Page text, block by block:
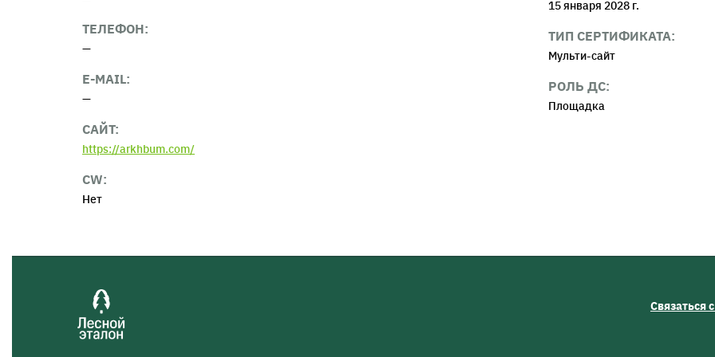
ТЕЛЕФОН:
—
Е-MAIL:
—
САЙТ:
https://arkhbum.com/
CW:
Нет
15 января 2028 г.
ТИП СЕРТИФИКАТА:
Мульти-сайт
РОЛЬ ДС:
Площадка
Связаться